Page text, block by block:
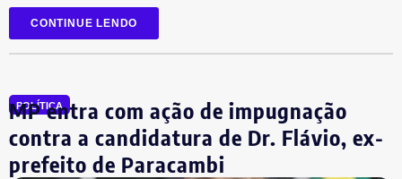
R$ 1 bilhão por mês em 2025, a empresa sofreu uma
praticamente zero no início de 2026.
Ainda de acordo com a procuradoria, o grupo continuou
acumulando prejuízos, manteve elevados custos
CONTINUE LENDO
POLÍTICA
MP entra com ação de impugnação
contra a candidatura de Dr. Flávio, ex-
prefeito de Paracambi